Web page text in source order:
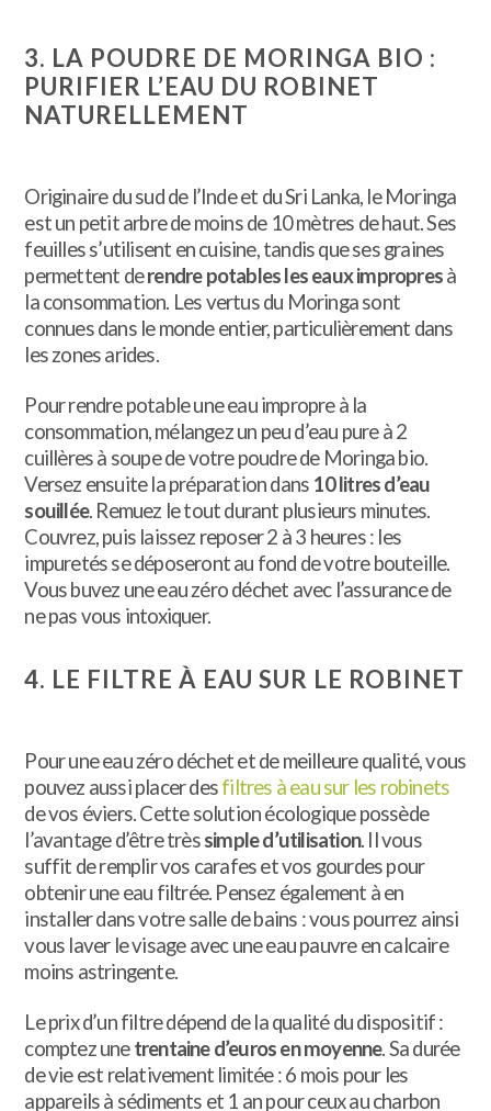
3. LA POUDRE DE MORINGA BIO :
PURIFIER L’EAU DU ROBINET
NATURELLEMENT
Originaire du sud de l’Inde et du Sri Lanka, le Moringa
est un petit arbre de moins de 10 mètres de haut. Ses
feuilles s’utilisent en cuisine, tandis que ses graines
permettent derendre potables les eaux impropresà
la consommation. Lesvertus du Moringasont
connues dans le monde entier, particulièrement dans
les zones arides.
Pour rendre potable une eau impropre à la
consommation, mélangez un peu d’eau pure à 2
cuillères à soupe de votre poudre de Moringa bio.
Versez ensuite la préparation dans 10 litres d’eau
souillée. Remuez le tout durant plusieurs minutes.
Couvrez, puis laissez reposer 2 à 3 heures : les
impuretés se déposeront au fond de votre bouteille.
Vous buvez une eau zéro déchet avec l’assurance de
ne pas vous intoxiquer.
4. LE FILTRE À EAU SUR LE ROBINET
Pour une eau zéro déchet et de meilleure qualité, vous
pouvez aussi placer desfiltres à eau sur les robinets
de vos éviers. Cette solution écologique possède
l’avantage d’être trèssimple d’utilisation. Il vous
suffit de remplir vos carafes et vos gourdes pour
obtenir une eau filtrée. Pensez également à en
installer dans votre salle de bains : vous pourrez ainsi
vous laver le visage avec une eau pauvre en calcaire
moins astringente.
Le prix d’un filtre dépend de la qualité du dispositif :
comptez unetrentaine d’euros en moyenne. Sa durée
de vie est relativement limitée : 6 mois pour les
appareils à sédiments et 1 an pour ceux au charbon